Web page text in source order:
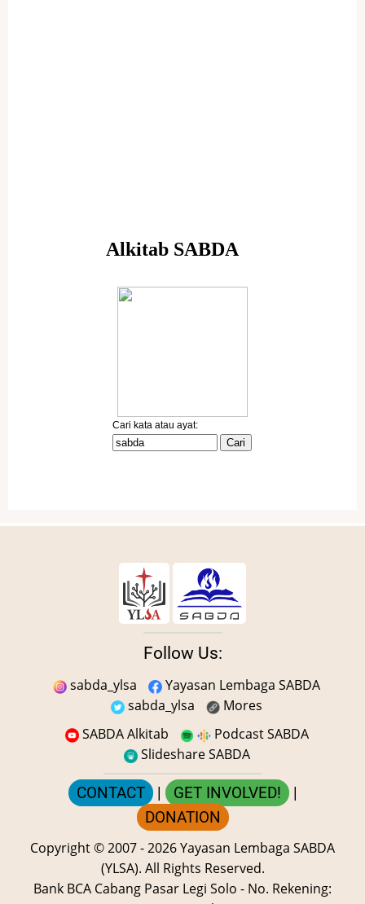
Follow Us:
sabda_ylsa
Yayasan Lembaga SABDA
sabda_ylsa
Mores
SABDA Alkitab
Podcast SABDA
Slideshare SABDA
CONTACT | GET INVOLVED! |
DONATION
Copyright© 2007 -2026Yayasan Lembaga SABDA
(YLSA). All Rights Reserved.
Bank BCA Cabang Pasar Legi Solo - No. Rekening: